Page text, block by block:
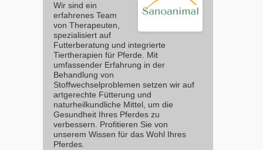
Wir sind ein
erfahrenes Team
von Therapeuten,
spezialisiert auf
Futterberatung und integrierte
Tiertherapien für Pferde. Mit
umfassender Erfahrung in der
Behandlung von
Stoffwechselproblemen setzen wir auf
artgerechte Fütterung und
naturheilkundliche Mittel, um die
Gesundheit Ihres Pferdes zu
verbessern. Profitieren Sie von
unserem Wissen für das Wohl Ihres
Pferdes.